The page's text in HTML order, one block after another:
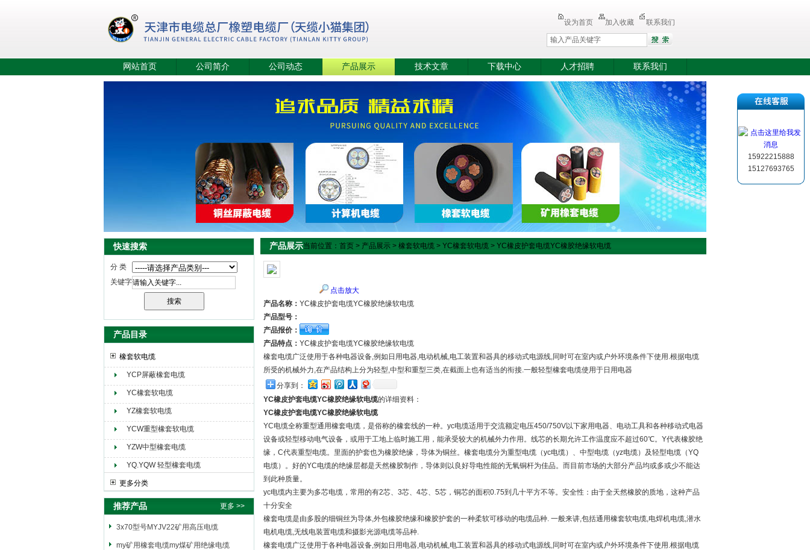
天津市电缆总厂橡塑电缆厂（天缆小猫集团）
设为首页 加入收藏 联系我们
网站首页 公司简介 公司动态 产品展示 技术文章 下载中心 人才招聘 联系我们
快速搜索
分 类
关键字
产品目录
橡套软电缆
YCP屏蔽橡套电缆
YC橡套软电缆
YZ橡套软电缆
YCW重型橡套软电缆
YZW中型橡套电缆
YQ.YQW 轻型橡套电缆
更多分类
推荐产品 更多 >>
3x70型号MYJV22矿用高压电缆
my矿用橡套电缆my煤矿用绝缘电缆
产品展示当前位置： 首页 > 产品展示 > 橡套软电缆 > YC橡套软电缆 > YC橡皮护套电缆YC橡胶绝缘软电缆
点击放大
产品名称： YC橡皮护套电缆YC橡胶绝缘软电缆
产品型号：
产品报价：
产品特点： YC橡皮护套电缆YC橡胶绝缘软电缆
橡套电缆广泛使用于各种电器设备,例如日用电器,电动机械,电工装置和器具的移动式电源线,同时可在室内或户外环境条件下使用.根据电缆
所受的机械外力,在产品结构上分为轻型,中型和重型三类,在截面上也有适当的衔接.一般轻型橡套电缆使用于日用电器
分享到：
YC橡皮护套电缆YC橡胶绝缘软电缆的详细资料：
YC橡皮护套电缆YC橡胶绝缘软电缆
YC电缆全称重型通用橡套电缆，是俗称的橡套线的一种。yc电缆适用于交流额定电压450/750V以下家用电器、电动工具和各种移动式电器
设备或轻型移动电气设备，或用于工地上临时施工用，能承受较大的机械外力作用。线芯的长期允许工作温度应不超过60℃。Y代表橡胶绝
缘，C代表重型电缆。里面的护套也为橡胶绝缘，导体为铜丝。橡套电缆分为重型电缆（yc电缆）、中型电缆（yz电缆）及轻型电缆（YQ
电缆）。好的YC电缆的绝缘层都是天然橡胶制作，导体则以良好导电性能的无氧铜杆为佳品。而目前市场的大部分产品均或多或少不能达
到此种质量。
yc电缆内主要为多芯电缆，常用的有2芯、3芯、4芯、5芯，铜芯的面积0.75到几十平方不等。安全性：由于全天然橡胶的质地，这种产品
十分安全
橡套电缆是由多股的细铜丝为导体,外包橡胶绝缘和橡胶护套的一种柔软可移动的电缆品种. 一般来讲,包括通用橡套软电缆,电焊机电缆,潜水
电机电缆,无线电装置电缆和摄影光源电缆等品种.
橡套电缆广泛使用于各种电器设备,例如日用电器,电动机械,电工装置和器具的移动式电源线,同时可在室内或户外环境条件下使用.根据电缆
15922215888
15127693765